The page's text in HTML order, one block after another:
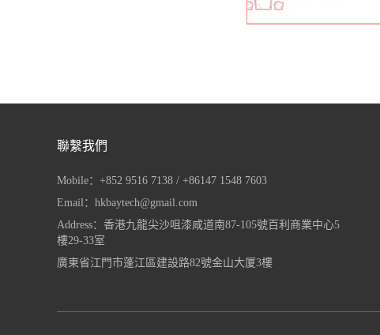
聯繫我們
Mobile：+852 9516 7138 / +86147 1548 7603
Email：hkbaytech@gmail.com
Address：香港九龍尖沙咀漆咸道南87-105號百利商業中心5
樓29-33室
廣東省江門市蓬江區建設路82號金山大厦3樓